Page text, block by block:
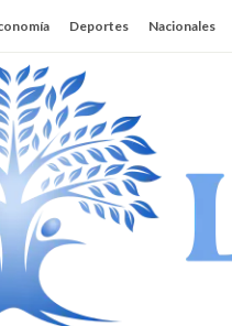
Deportes Nacionales